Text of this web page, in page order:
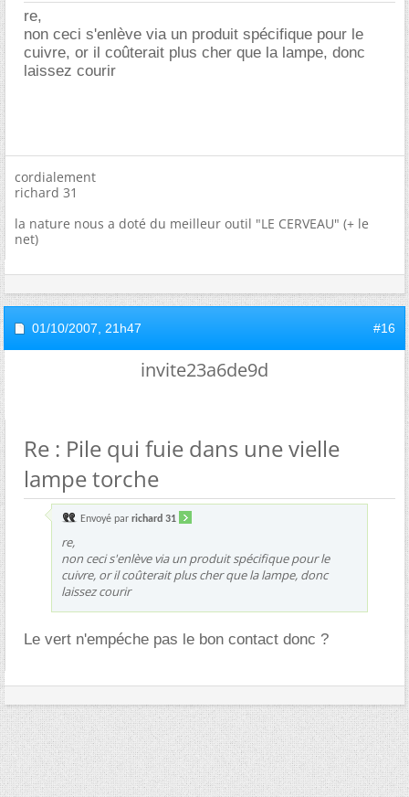
re,
non ceci s'enlève via un produit spécifique pour le
cuivre, or il coûterait plus cher que la lampe, donc
laissez courir
cordialement
richard 31
la nature nous a doté du meilleur outil "LE CERVEAU" (+ le
net)
01/10/2007, 21h47 #16
invite23a6de9d
Re : Pile qui fuie dans une vielle
lampe torche
Envoyé par richard 31
re,
non ceci s'enlève via un produit spécifique pour le
cuivre, or il coûterait plus cher que la lampe, donc
laissez courir
Le vert n'empéche pas le bon contact donc ?